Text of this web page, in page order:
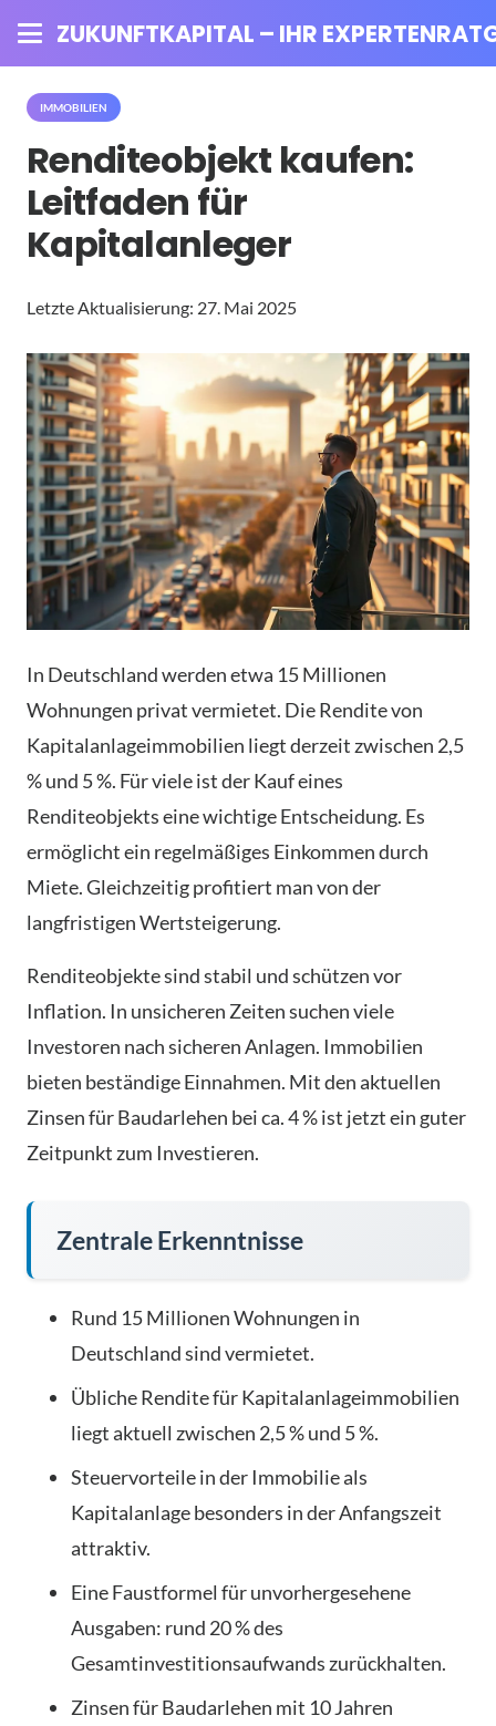
ZUKUNFTKAPITAL – IHR
IMMOBILIEN
Renditeobjekt kaufen:
Leitfaden für
Kapitalanleger
Letzte Aktualisierung: 27. Mai 2025
In Deutschland werden etwa 15 Millionen
Wohnungen privat vermietet. Die Rendite von
Kapitalanlageimmobilien liegt derzeit zwischen 2,5
% und 5 %. Für viele ist der Kauf eines
Renditeobjekts eine wichtige Entscheidung. Es
ermöglicht ein regelmäßiges Einkommen durch
Miete. Gleichzeitig profitiert man von der
langfristigen Wertsteigerung.
Renditeobjekte sind stabil und schützen vor
Inflation. In unsicheren Zeiten suchen viele
Investoren nach sicheren Anlagen. Immobilien
bieten beständige Einnahmen. Mit den aktuellen
Zinsen für Baudarlehen bei ca. 4 % ist jetzt ein guter
Zeitpunkt zum Investieren.
Zentrale Erkenntnisse
Rund 15 Millionen Wohnungen in
Deutschland sind vermietet.
Übliche Rendite für Kapitalanlageimmobilien
liegt aktuell zwischen 2,5 % und 5 %.
Steuervorteile in der Immobilie als
Kapitalanlage besonders in der Anfangszeit
attraktiv.
Eine Faustformel für unvorhergesehene
Ausgaben: rund 20 % des
Gesamtinvestitionsaufwands zurückhalten.
Zinsen für Baudarlehen mit 10 Jahren